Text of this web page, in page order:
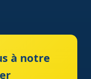
à notre